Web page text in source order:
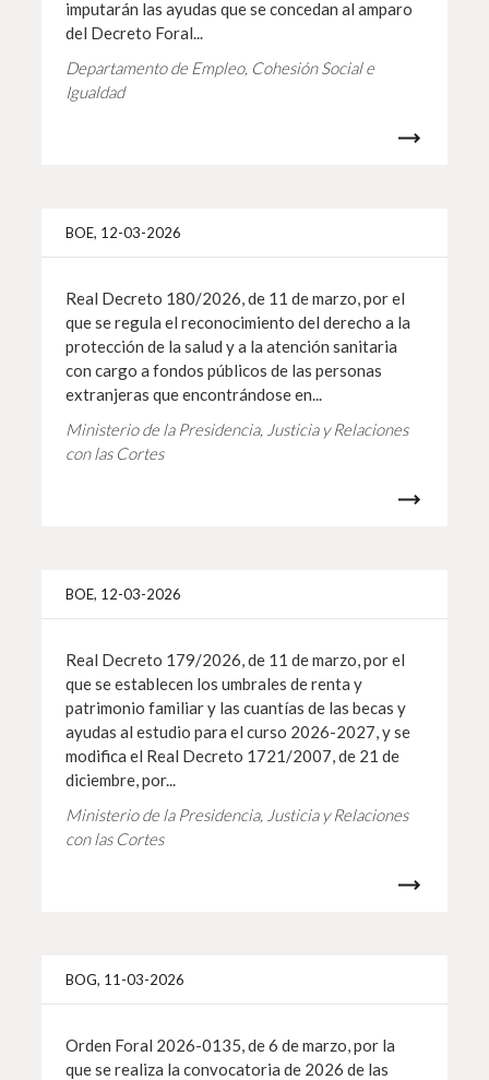
imputarán las ayudas que se concedan al amparo
del Decreto Foral...
Departamento de Empleo, Cohesión Social e
Igualdad
BOE, 12-03-2026
Real Decreto 180/2026, de 11 de marzo, por el
que se regula el reconocimiento del derecho a la
protección de la salud y a la atención sanitaria
con cargo a fondos públicos de las personas
extranjeras que encontrándose en...
Ministerio de la Presidencia, Justicia y Relaciones
con las Cortes
BOE, 12-03-2026
Real Decreto 179/2026, de 11 de marzo, por el
que se establecen los umbrales de renta y
patrimonio familiar y las cuantías de las becas y
ayudas al estudio para el curso 2026-2027, y se
modifica el Real Decreto 1721/2007, de 21 de
diciembre, por...
Ministerio de la Presidencia, Justicia y Relaciones
con las Cortes
BOG, 11-03-2026
Orden Foral 2026-0135, de 6 de marzo, por la
que se realiza la convocatoria de 2026 de las